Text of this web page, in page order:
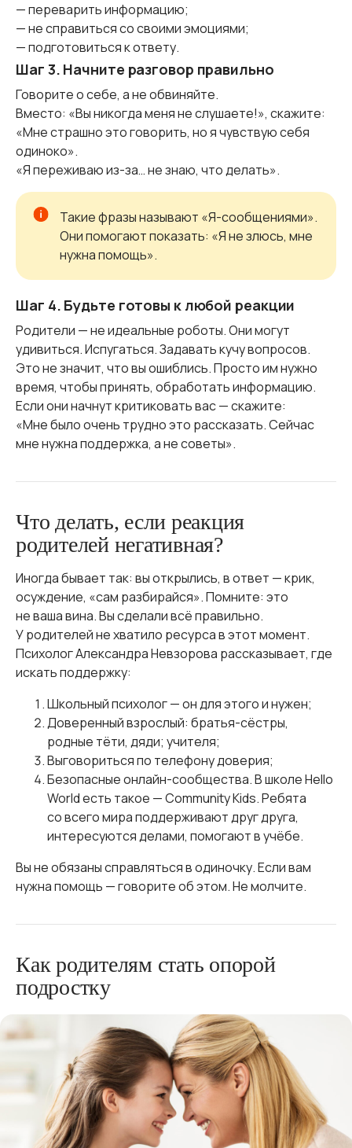
— переварить информацию;
— не справиться со своими эмоциями;
— подготовиться к ответу.
Шаг 3. Начните разговор правильно
Говорите о себе, а не обвиняйте.
Вместо: «Вы никогда меня не слушаете!», скажите:
«Мне страшно это говорить, но я чувствую себя
одиноко».
«Я переживаю из-за… не знаю, что делать».
Такие фразы называют «Я-сообщениями».
Они помогают показать: «Я не злюсь, мне
нужна помощь».
Шаг 4. Будьте готовы к любой реакции
Родители — не идеальные роботы. Они могут
удивиться. Испугаться. Задавать кучу вопросов.
Это не значит, что вы ошиблись. Просто им нужно
время, чтобы принять, обработать информацию.
Если они начнут критиковать вас — скажите:
«Мне было очень трудно это рассказать. Сейчас
мне нужна поддержка, а не советы».
Что делать, если реакция
родителей негативная?
Иногда бывает так: вы открылись, в ответ — крик,
осуждение, «сам разбирайся». Помните: это
не ваша вина. Вы сделали всё правильно.
У родителей не хватило ресурса в этот момент.
Психолог Александра Невзорова рассказывает, где
искать поддержку:
Школьный психолог — он для этого и нужен;
Доверенный взрослый: братья-сёстры,
родные тёти, дяди; учителя;
Выговориться по телефону доверия;
Безопасные онлайн-сообщества. В школе Hello
World есть такое — Community Kids. Ребята
со всего мира поддерживают друг друга,
интересуются делами, помогают в учёбе.
Вы не обязаны справляться в одиночку. Если вам
нужна помощь — говорите об этом. Не молчите.
Как родителям стать опорой
подростку